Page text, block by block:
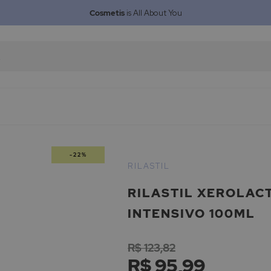
Cosmetisis All About You
-22%
RILASTIL
INTENSIVO 100ML
RILASTIL
R$ 95,99
R$ 123,82